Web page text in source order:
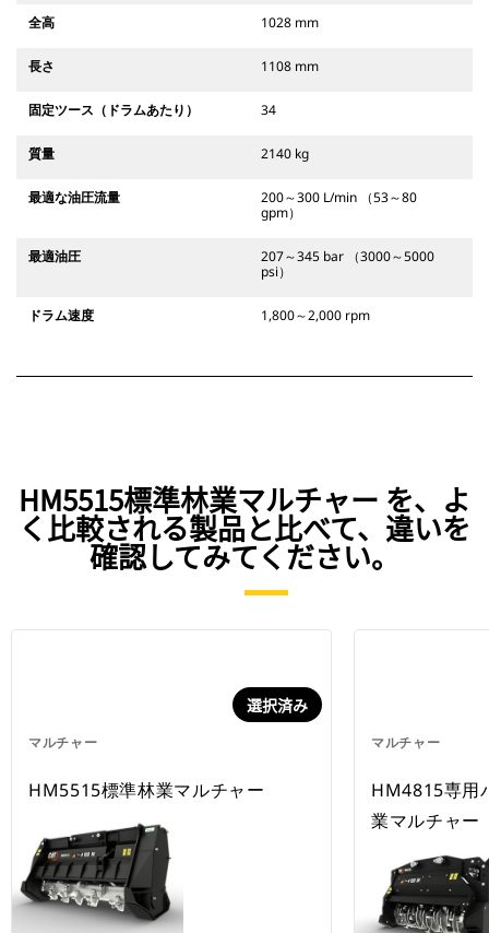
全高 1028 mm
長さ 1108 mm
固定ツース（ドラムあたり） 34
質量 2140 kg
最適な油圧流量
200～300 L/min （53～80
gpm）
最適油圧
207～345 bar （3000～5000
psi）
ドラム速度 1,800～2,000 rpm
HM5515標準林業マルチャー を、よ
く比較される製品と比べて、違いを
確認してみてください。
マルチャー
選択済み
HM5515標準林業マルチャー
マルチャー
HM4815専用
業マルチャー